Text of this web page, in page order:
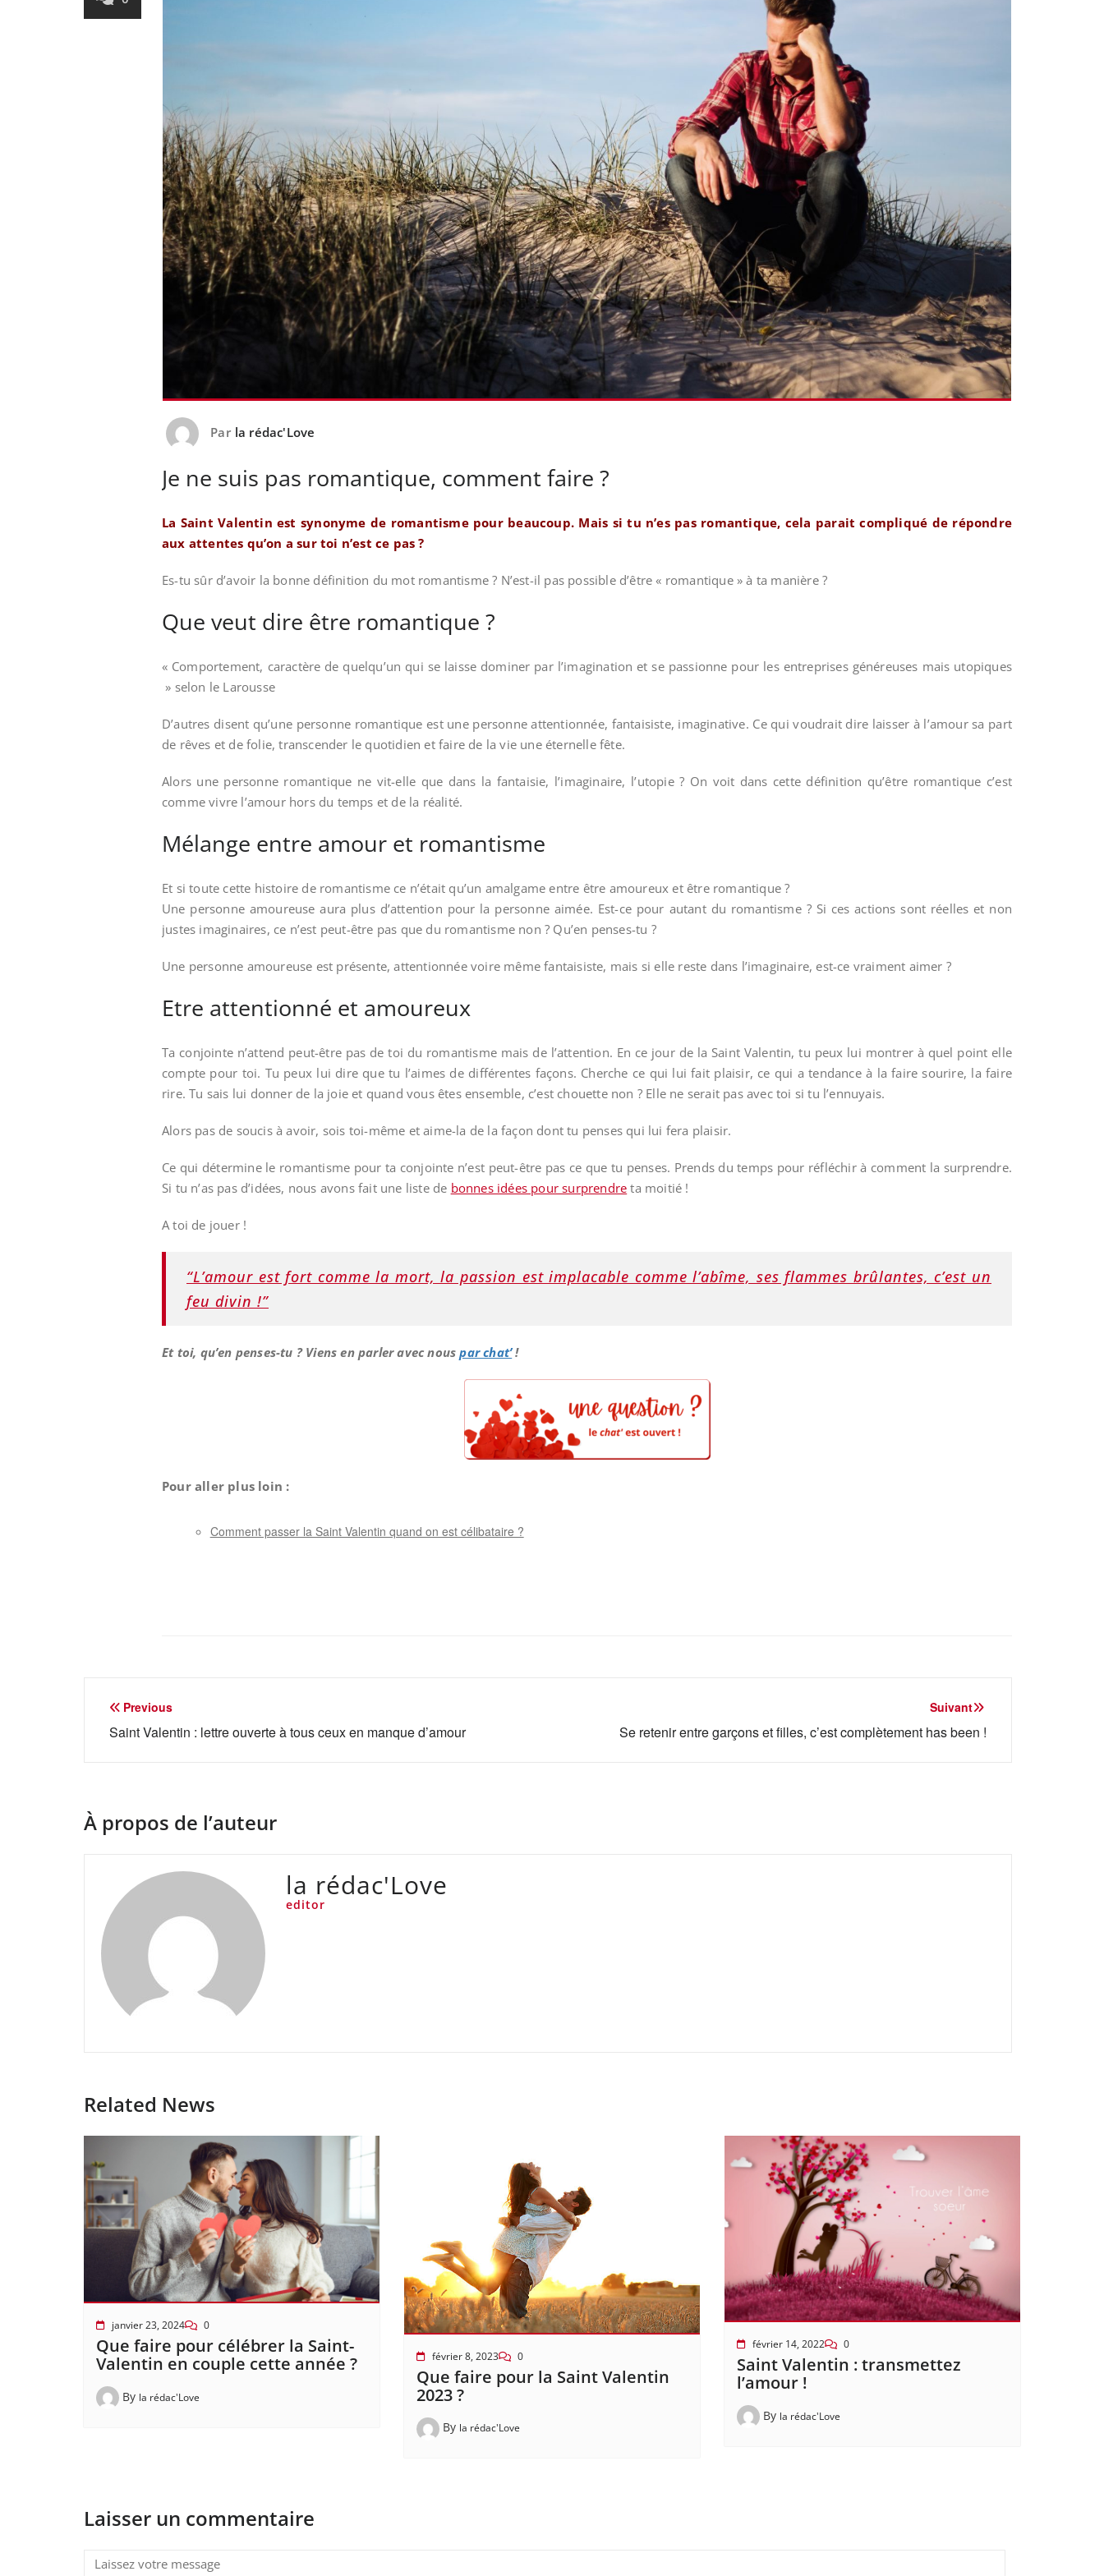
Par la rédac'Love
Je ne suis pas romantique, comment faire ?
La Saint Valentin est synonyme de romantisme pour beaucoup. Mais si tu n’es pas romantique, cela parait compliqué de répondre
aux attentes qu’on a sur toi n’est ce pas ?
Es-tu sûr d’avoir la bonne définition du mot romantisme ? N’est-il pas possible d’être « romantique » à ta manière ?
Que veut dire être romantique ?
« Comportement, caractère de quelqu’un qui se laisse dominer par l’imagination et se passionne pour les entreprises généreuses mais utopiques
» selon le Larousse
D’autres disent qu’une personne romantique est une personne attentionnée, fantaisiste, imaginative. Ce qui voudrait dire laisser à l’amour sa part
de rêves et de folie, transcender le quotidien et faire de la vie une éternelle fête.
Alors une personne romantique ne vit-elle que dans la fantaisie, l’imaginaire, l’utopie ? On voit dans cette définition qu’être romantique c’est
comme vivre l’amour hors du temps et de la réalité.
Mélange entre amour et romantisme
Et si toute cette histoire de romantisme ce n’était qu’un amalgame entre être amoureux et être romantique ?
Une personne amoureuse aura plus d’attention pour la personne aimée. Est-ce pour autant du romantisme ? Si ces actions sont réelles et non
justes imaginaires, ce n’est peut-être pas que du romantisme non ? Qu’en penses-tu ?
Une personne amoureuse est présente, attentionnée voire même fantaisiste, mais si elle reste dans l’imaginaire, est-ce vraiment aimer ?
Etre attentionné et amoureux
Ta conjointe n’attend peut-être pas de toi du romantisme mais de l’attention. En ce jour de la Saint Valentin, tu peux lui montrer à quel point elle
compte pour toi. Tu peux lui dire que tu l’aimes de différentes façons. Cherche ce qui lui fait plaisir, ce qui a tendance à la faire sourire, la faire
rire. Tu sais lui donner de la joie et quand vous êtes ensemble, c’est chouette non ? Elle ne serait pas avec toi si tu l’ennuyais.
Alors pas de soucis à avoir, sois toi-même et aime-la de la façon dont tu penses qui lui fera plaisir.
Ce qui détermine le romantisme pour ta conjointe n’est peut-être pas ce que tu penses. Prends du temps pour réfléchir à comment la surprendre.
Si tu n’as pas d’idées, nous avons fait une liste de bonnes idées pour surprendre ta moitié !
A toi de jouer !
“L’amour est fort comme la mort, la passion est implacable comme l’abîme, ses flammes brûlantes, c’est un
feu divin !”
Et toi, qu’en penses-tu ? Viens en parler avec nouspar chat’!
Pour aller plus loin :
Comment passer la Saint Valentin quand on est célibataire ?
Navigation
de
Previous
Saint Valentin : lettre ouverte à tous ceux en manque d’amour
Suivant
Se retenir entre garçons et filles, c’est complètement has been !
À propos de l’auteur
la rédac'Love
editor
Related News
janvier 23, 2024 0
Que faire pour célébrer la Saint-
Valentin en couple cette année ?
By la rédac'Love
février 8, 2023 0
Que faire pour la Saint Valentin
2023 ?
By la rédac'Love
février 14, 2022 0
Saint Valentin : transmettez
l’amour !
By la rédac'Love
Laisser un commentaire